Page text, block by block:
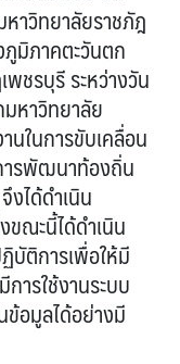
าวิทยาลัยราชภัฎ
ภูมิภาคตะวันตก
ชรบุรี ระหว่างวัน
หาวิทยาลัย
นในการขับเคลื่อน
ารพัฒนาท้องถิ่น
ได้ดำเนิน
ณะนี้ได้ดำเนิน
บัติการเพื่อให้มี
ารใช้งานระบบ
ข้อมูลได้อย่างมี